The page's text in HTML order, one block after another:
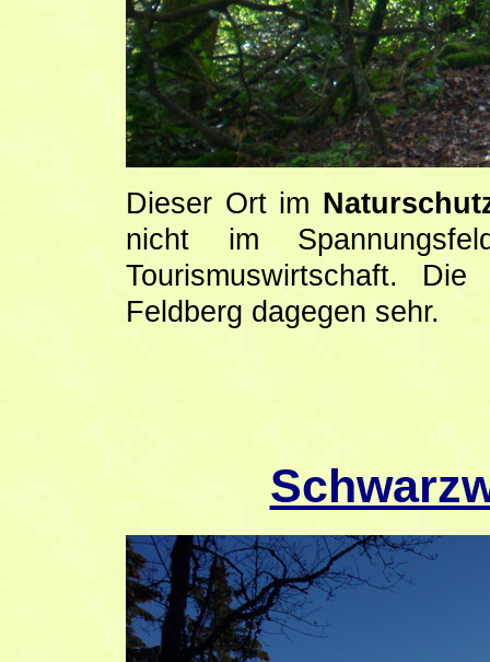
Dieser Ort im
nicht im
Tourismuswirtschaft.
Feldberg dagegen sehr.